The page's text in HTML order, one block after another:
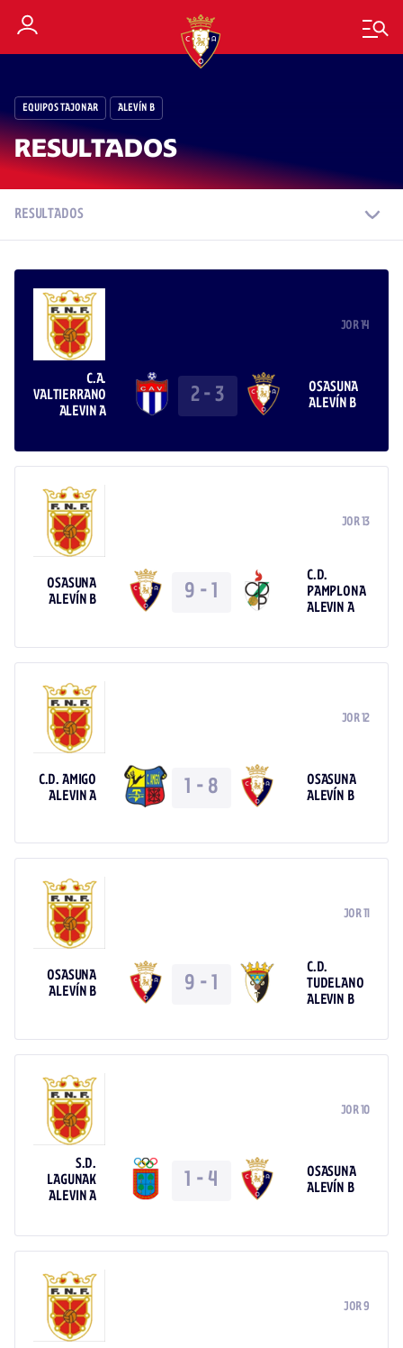
EQUIPOS TAJONAR ALEVÍN B
RESULTADOS
RESULTADOS
JOR 14
C.A.
VALTIERRANO
ALEVIN A
2-3
OSASUNA
ALEVÍN B
JOR 13
OSASUNA
ALEVÍN B
9 -1
C.D.
PAMPLONA
ALEVIN A
JOR 12
C.D. AMIGO
ALEVIN A
1 - 8
OSASUNA
ALEVÍN B
JOR 11
OSASUNA
ALEVÍN B
9 -1
C.D.
TUDELANO
ALEVIN B
JOR 10
S.D.
LAGUNAK
ALEVIN A
1 -4
OSASUNA
ALEVÍN B
JOR 9